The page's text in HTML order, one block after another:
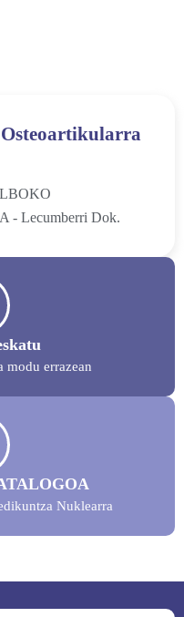
Osteoartikularra
- Lecumberri Dok.
modu errazean
Nuklearra